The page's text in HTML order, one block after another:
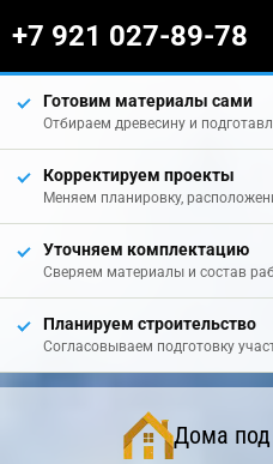
+7 921 027-89-78
Готовим материалы сами
Отбираем древесину и
Корректируем проекты
Меняем планировку,
Уточняем комплектацию
Сверяем материалы и состав
Планируем строительство
Согласовываем подготовку
Дома